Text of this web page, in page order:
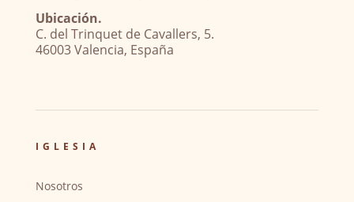
Ubicación.
C. del Trinquet de Cavallers, 5.
46003 Valencia, España
IGLESIA
Nosotros